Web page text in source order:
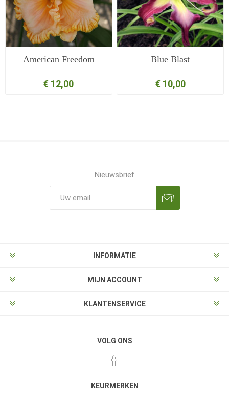
American Freedom
€ 12,00
Blue Blast
€ 10,00
Nieuwsbrief
INFORMATIE
MIJN ACCOUNT
KLANTENSERVICE
VOLG ONS
KEURMERKEN